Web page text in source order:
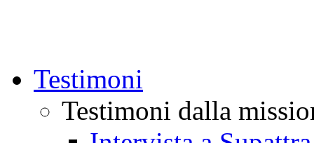
Testimoni
Testimoni dalla